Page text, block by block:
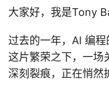
大家好，我是Tony
过去的一年，AI 编
这片繁荣之下，一场
深刻裂痕，正在悄然